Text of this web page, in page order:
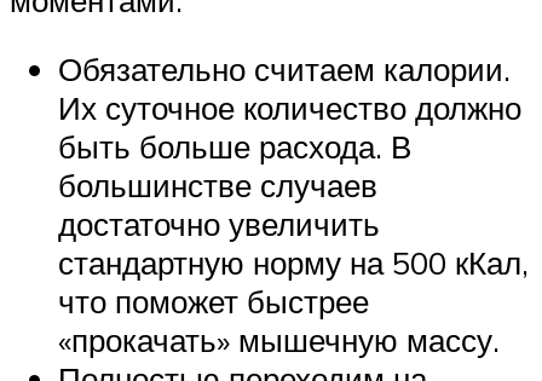
Обязательно считаем калории.
Их суточное количество должно
быть больше расхода. В
большинстве случаев
достаточно увеличить
стандартную норму на 500 кКал,
что поможет быстрее
«прокачать» мышечную массу.